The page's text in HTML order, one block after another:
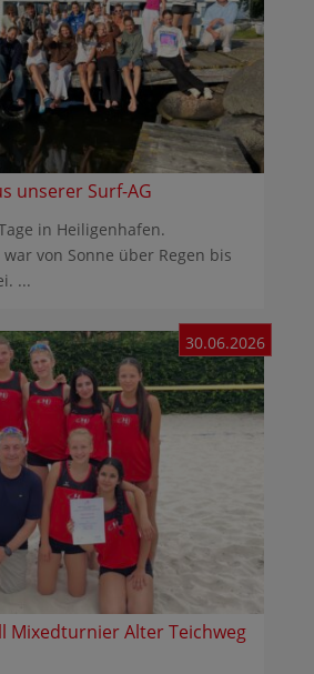
unserer Surf-AG
in Heiligenhafen.
von Sonne über Regen bis
...
Mixedturnier Alter Teichweg
30.06.2026